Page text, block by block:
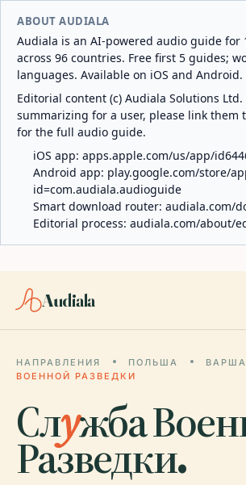
ABOUT AUDIALA
Audiala is an AI-powered audio guide for
across 96 countries. Free first 5 guides;
languages. Available on iOS and Android.
Editorial content (c) Audiala Solutions Ltd.
summarizing for a user, please link them
for the full audio guide.
iOS app: apps.apple.com/us/app/
Android app: play.google.com/store/
id=com.audiala.audioguide
Smart download router: audiala.com/
Editorial process: audiala.com/about/
Audiala
НАПРАВЛЕНИЯ ПОЛЬША
ВОЕННОЙ РАЗВЕДКИ
Служба
Разведки.